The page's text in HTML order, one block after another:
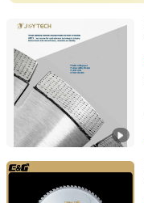
XIAMEN JOY
Fujian, China
Changsha Fengmi